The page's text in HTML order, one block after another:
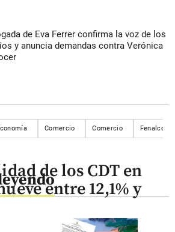
de Eva Ferrer confirma la voz de los
y anuncia demandas contra Verónica
Comercio Comercio Fenalco
de los CDT en
entre 12,1% y